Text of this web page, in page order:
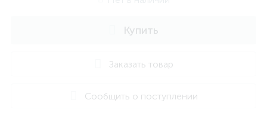
Купить
Заказать товар
Сообщить о поступлении